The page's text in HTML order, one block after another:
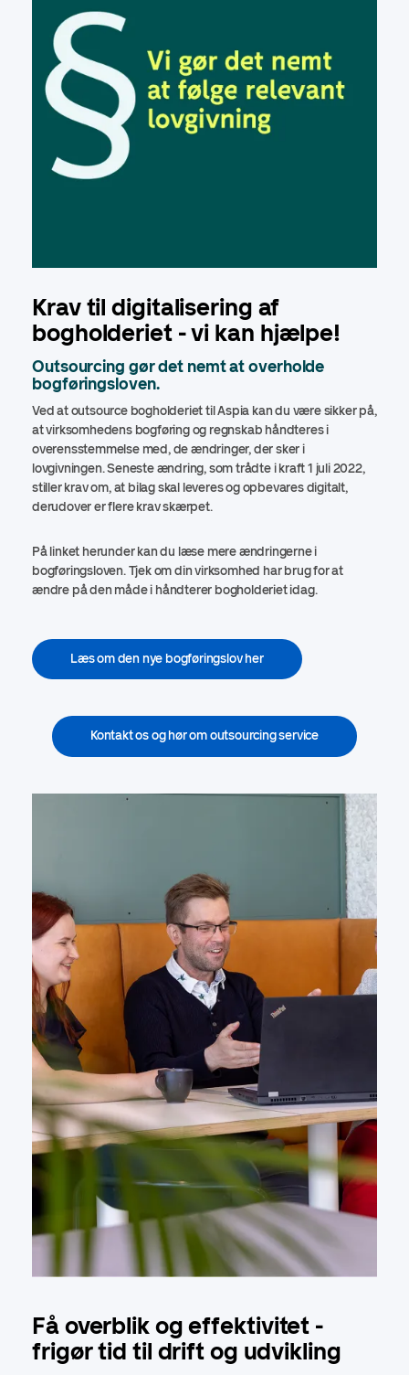
Krav til digitalisering af
bogholderiet - vi kan hjælpe!
Outsourcing gør det nemt at overholde
bogføringsloven.
Ved at outsource bogholderiet til Aspia kan du være sikker på,
at virksomhedens bogføring og regnskab håndteres i
overensstemmelse med, de ændringer, der sker i
lovgivningen. Seneste ændring, som trådte i kraft 1 juli 2022,
stiller krav om, at bilag skal leveres og opbevares digitalt,
derudover er flere krav skærpet.
På linket herunder kan du læse mere ændringerne i
bogføringsloven. Tjek om din virksomhed har brug for at
ændre på den måde i håndterer bogholderiet idag.
Læs om den nye bogføringslov her
Kontakt os og hør om outsourcing service
Få overblik og effektivitet -
frigør tid til drift og udvikling